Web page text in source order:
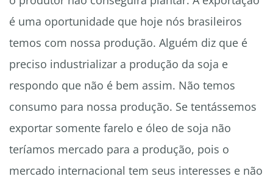
é uma oportunidade que hoje nós brasileiros
temos com nossa produção. Alguém diz que é
preciso industrializar a produção da soja e
respondo que não é bem assim. Não temos
consumo para nossa produção. Se tentássemos
exportar somente farelo e óleo de soja não
teríamos mercado para a produção, pois o
mercado internacional tem seus interesses e não